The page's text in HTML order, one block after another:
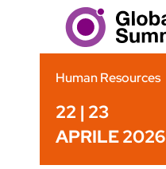
Human Resources
22 | 23
APRILE 2026